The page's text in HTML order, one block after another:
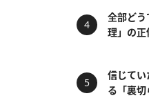
全部ど
理」の正
信じて
る「裏切